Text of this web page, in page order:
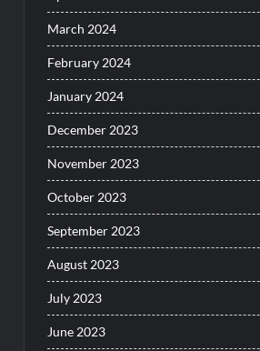
March 2024
February 2024
January 2024
December 2023
November 2023
October 2023
September 2023
August 2023
July 2023
June 2023